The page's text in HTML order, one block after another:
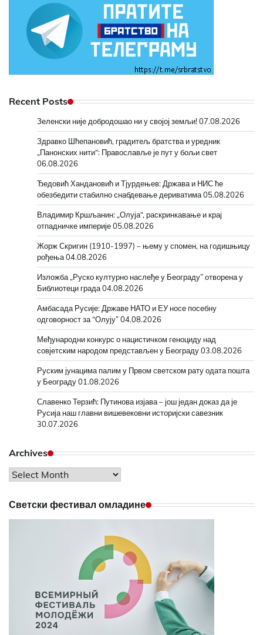
Recent Posts
Зеленски није добродошао ни у својој земљи!07.08.2026
Здравко Шћепановић, градитељ братства и уредник
„Панонских нити“: Православље је пут у бољи свет
06.08.2026
Ђедовић Хандановић и Тјурдењев: Држава и НИС ће
обезбедити стабилно снабдевање дериватима05.08.2026
Владимир Кршљанин: „Олуја“, раскринкавање и крај
отпадничке империје05.08.2026
Жорж Скригин (1910-1997) – њему у спомен, на годишњицу
рођења04.08.2026
Изложба „Руско културно наслеђе у Београду” отворена у
Библиотеци града04.08.2026
Амбасада Русије: Државе НАТО и ЕУ носе посебну
одговорност за “Олују”04.08.2026
Међународни конкурс о нацистичком геноциду над
совјетским народом представљен у Београду03.08.2026
Руским јунацима палим у Првом светском рату одата пошта
у Београду01.08.2026
Славенко Терзић: Путинова изјава – још један доказ да је
Русија наш главни вишевековни историјски савезник
30.07.2026
Archives
Archives
Светски фестивал омладине